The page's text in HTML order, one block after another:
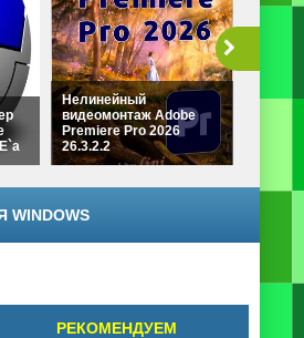
Нелинейный
видеомонтаж Adobe
Premiere Pro 2026
26.3.2.2
РЕКОМЕНДУЕМ